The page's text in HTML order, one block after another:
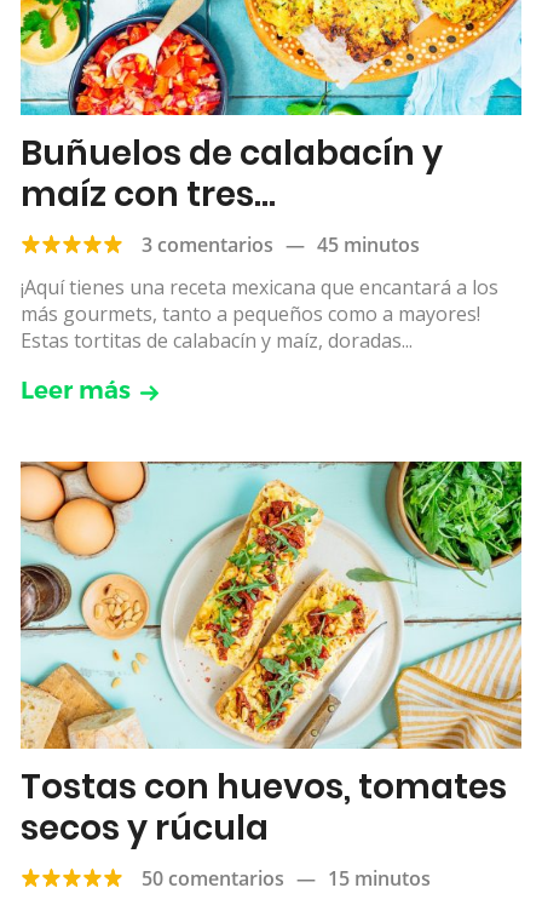
Buñuelos de calabacín y
maíz con tres
acompañamientos
3 comentarios — 45 minutos
¡Aquí tienes una receta mexicana que encantará a los
más gourmets, tanto a pequeños como a mayores!
Estas tortitas de calabacín y maíz, doradas...
Leer más
Tostas con huevos, tomates
secos y rúcula
50 comentarios — 15 minutos